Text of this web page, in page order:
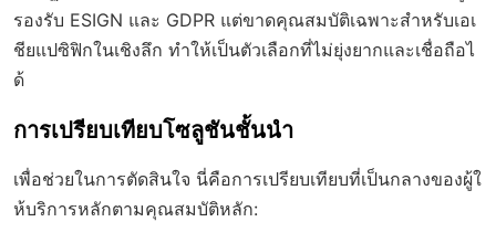
รองรับ ESIGN และ GDPR แต่ขาดคุณสมบัติเฉพาะสำหรับเอเ
ชียแปซิฟิกในเชิงลึก ทำให้เป็นตัวเลือกที่ไม่ยุ่งยากและเชื่อถือไ
ด้
การเปรียบเทียบโซลูชันชั้นนำ
เพื่อช่วยในการตัดสินใจ นี่คือการเปรียบเทียบที่เป็นกลางของผู้ใ
ห้บริการหลักตามคุณสมบัติหลัก: